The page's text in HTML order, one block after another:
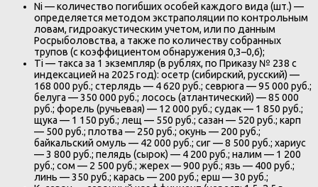
Ni — количество погибших особей каждого вида (шт.) —
определяется методом экстраполяции по контрольным
ловам, гидроакустическим учетом, или по данным
Росрыболовства, а также по количеству собранных
трупов (с коэффициентом обнаружения 0,3–0,6);
Тi — такса за 1 экземпляр (в рублях, по Приказу № 238 с
индексацией на 2025 год): осетр (сибирский, русский) —
168 000 руб.; стерлядь — 4 620 руб.; севрюга — 95 000 руб.;
белуга — 350 000 руб.; лосось (атлантический) — 85 000
руб.; форель (ручьевая) — 12 000 руб.; судак — 1 850 руб.;
щука — 1 150 руб.; лещ — 550 руб.; сазан — 520 руб.; карп
— 500 руб.; плотва — 250 руб.; окунь — 200 руб.;
байкальский омуль — 42 000 руб.; сиг — 8 500 руб.; хариус
— 3 800 руб.; пелядь (сырок) — 4 200 руб.; налим — 1 200
руб.; сом — 2 500 руб.; жерех — 900 руб.; язь — 400 руб.;
линь — 350 руб.; карась — 200 руб.; ерш — 30 руб.;